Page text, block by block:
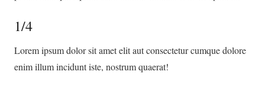
1/4
Lorem ipsum dolor sit amet elit aut consectetur cumque dolore
enim illum incidunt iste, nostrum quaerat!